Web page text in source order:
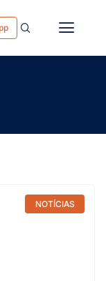
NOTÍCIAS